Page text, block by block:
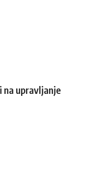
na upravljanje